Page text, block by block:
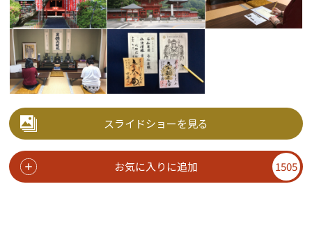
スライドショーを見る
お気に入りに追加 1505